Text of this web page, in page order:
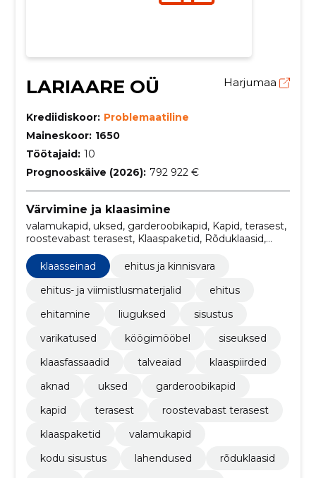
LARIAARE OÜ Harjumaa
Krediidiskoor: Problemaatiline
Maineskoor: 1650
Töötajaid: 10
Prognooskäive (2026): 792 922 €
Värvimine ja klaasimine
valamukapid, uksed, garderoobikapid, Kapid, terasest,
roostevabast terasest, Klaaspaketid, Rõduklaasid,
klaasseinad, tallinn
klaasseinad
ehitus ja kinnisvara
ehitus- ja viimistlusmaterjalid
ehitus
ehitamine
liuguksed
sisustus
varikatused
köögimööbel
siseuksed
klaasfassaadid
talveaiad
klaaspiirded
aknad
uksed
garderoobikapid
kapid
terasest
roostevabast terasest
klaaspaketid
valamukapid
kodu sisustus
lahendused
rõduklaasid